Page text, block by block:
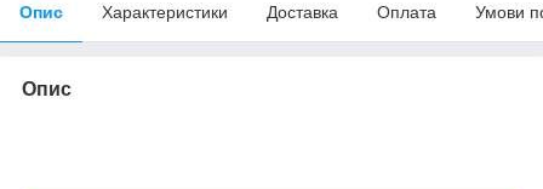
Опис Характеристики Доставка Оплата Умови
Опис